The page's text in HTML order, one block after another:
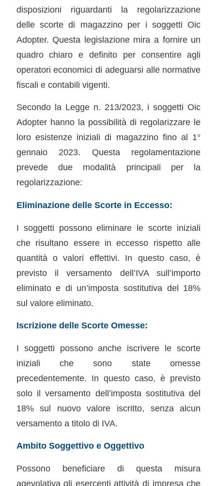
disposizioni riguardanti la regolarizzazione
delle scorte di magazzino per i soggetti Oic
Adopter. Questa legislazione mira a fornire un
quadro chiaro e definito per consentire agli
operatori economici di adeguarsi alle normative
fiscali e contabili vigenti.
Secondo la Legge n. 213/2023, i soggetti Oic
Adopter hanno la possibilità di regolarizzare le
loro esistenze iniziali di magazzino fino al 1°
gennaio 2023. Questa regolamentazione
prevede due modalità principali per la
regolarizzazione:
Eliminazione delle Scorte in Eccesso:
I soggetti possono eliminare le scorte iniziali
che risultano essere in eccesso rispetto alle
quantità o valori effettivi. In questo caso, è
previsto il versamento dell’IVA sull’importo
eliminato e di un’imposta sostitutiva del 18%
sul valore eliminato.
Iscrizione delle Scorte Omesse:
I soggetti possono anche iscrivere le scorte
iniziali che sono state omesse
precedentemente. In questo caso, è previsto
solo il versamento dell’imposta sostitutiva del
18% sul nuovo valore iscritto, senza alcun
versamento a titolo di IVA.
Ambito Soggettivo e Oggettivo
Possono beneficiare di questa misura
agevolativa gli esercenti attività di impresa che